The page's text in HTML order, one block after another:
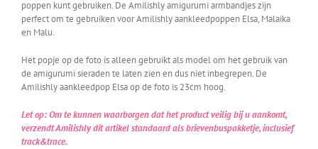
poppen kunt gebruiken. De Amilishly amigurumi armbandjes zijn
perfect om te gebruiken voor Amilishly aankleedpoppen Elsa, Malaika
en Malu.
Het popje op de foto is alleen gebruikt als model om het gebruik van
de amigurumi sieraden te laten zien en dus niet inbegrepen. De
Amilishly aankleedpop Elsa op de foto is 23cm hoog.
Let op: Om te kunnen waarborgen dat het product veilig bij u aankomt,
verzendt Amilishly dit artikel standaard als brievenbuspakketje, inclusief
track&trace.